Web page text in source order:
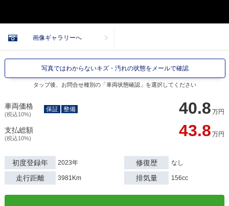
画像ギャラリーへ
写真ではわからないキズ・汚れの状態をメールで確認
タップ後、お問合せ種別の「車両状態確認」を選択してください
車両価格
(税込10%) 40.8 万円
保証 整備
支払総額
(税込10%) 43.8 万円
初度登録年 2023年 修復歴 なし
走行距離 3981Km 排気量 156cc